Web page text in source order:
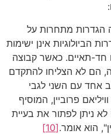
הגדרות מתחרות על
הביולוגיות אינן ישימות
חד-תאיים. כאשר קבוצה
הם לא הצליחו להתקדם
אחד עם השני לגבי
פרוביין, המוסיף
ניתן לפתור את בעיית
הוא אומר.[10]